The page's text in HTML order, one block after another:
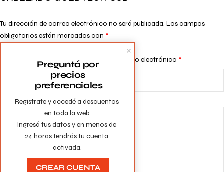
Tu dirección de correo electrónico no será publicada. Los campos
obligatorios están marcados con *
Tu valoración
Correo electrónico *
Registrate y accedé a descuentos
en toda la web.
Ingresá tus datos y en menos de
24 horas tendrás tu cuenta
activada.
Preguntá por
precios
preferenciales
CREAR CUENTA